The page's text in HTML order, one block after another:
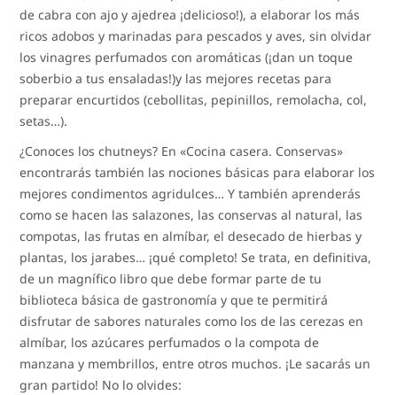
de cabra con ajo y ajedrea ¡delicioso!), a elaborar los más
ricos adobos y marinadas para pescados y aves, sin olvidar
los vinagres perfumados con aromáticas (¡dan un toque
soberbio a tus ensaladas!)y las mejores recetas para
preparar encurtidos (cebollitas, pepinillos, remolacha, col,
setas…).
¿Conoces los chutneys? En «Cocina casera. Conservas»
encontrarás también las nociones básicas para elaborar los
mejores condimentos agridulces… Y también aprenderás
como se hacen las salazones, las conservas al natural, las
compotas, las frutas en almíbar, el desecado de hierbas y
plantas, los jarabes… ¡qué completo! Se trata, en definitiva,
de un magnífico libro que debe formar parte de tu
biblioteca básica de gastronomía y que te permitirá
disfrutar de sabores naturales como los de las cerezas en
almíbar, los azúcares perfumados o la compota de
manzana y membrillos, entre otros muchos. ¡Le sacarás un
gran partido! No lo olvides: